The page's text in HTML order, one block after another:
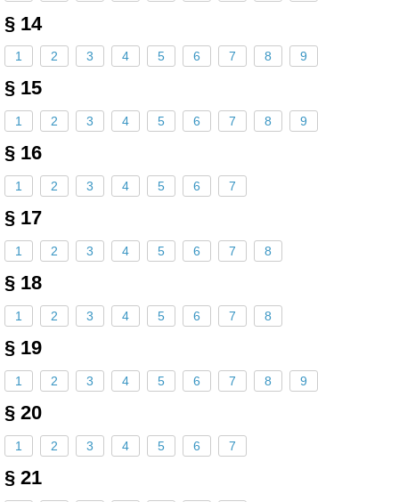
§ 14
1 2 3 4 5 6 7 8 9
§ 15
1 2 3 4 5 6 7 8 9
§ 16
1 2 3 4 5 6 7
§ 17
1 2 3 4 5 6 7 8
§ 18
1 2 3 4 5 6 7 8
§ 19
1 2 3 4 5 6 7 8 9
§ 20
1 2 3 4 5 6 7
§ 21